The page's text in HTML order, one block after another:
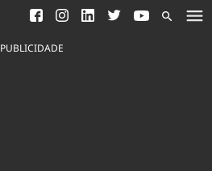
Saneamento
Indicadores
PUBLICIDADE